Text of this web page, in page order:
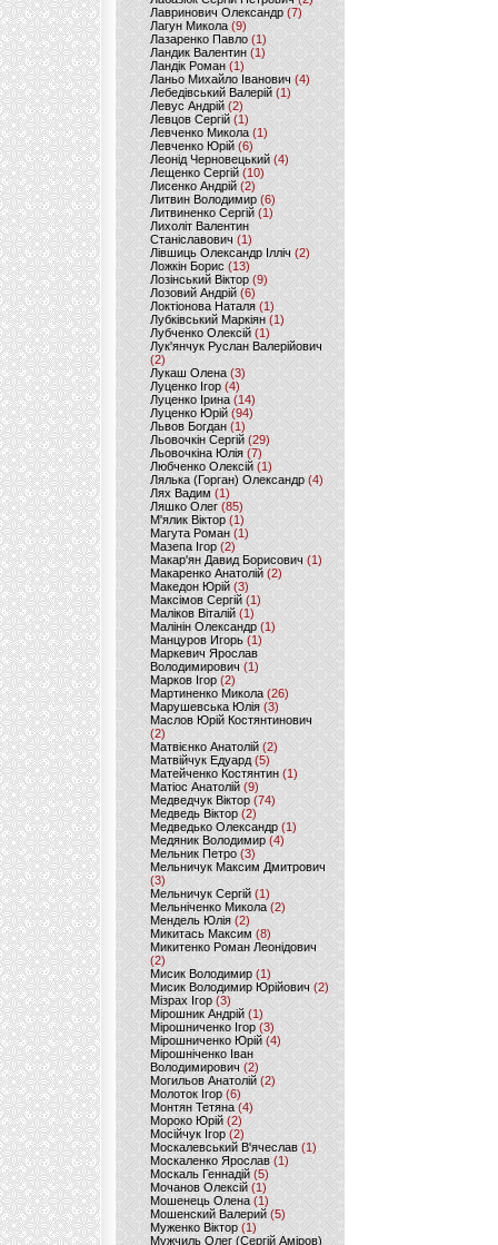
Лавринович Олександр(7)
Лагун Микола(9)
Лазаренко Павло (1)
Ландик Валентин (1)
Ландік Роман (1)
Ланьо Михайло Іванович(4)
Лебедівський Валерій(1)
Левус Андрій(2)
Левцов Сергій (1)
Левченко Микола (1)
Левченко Юрій (6)
Леонід Черновецький (4)
Лещенко Сергій (10)
Лисенко Андрій (2)
Литвин Володимир (6)
Литвиненко Сергій (1)
Лихоліт Валентин
Станіславович (1)
Лівшиць Олександр Ілліч (2)
Ложкін Борис(13)
Лозінський Віктор(9)
Лозовий Андрій (6)
Локтіонова Наталя (1)
Лубківський Маркіян(1)
Лубченко Олексій (1)
Лук'янчук Руслан Валерійович
(2)
Лукаш Олена (3)
Луценко Ігор (4)
Луценко Ірина (14)
Луценко Юрій (94)
Львов Богдан (1)
Льовочкін Сергій (29)
Льовочкіна Юлія(7)
Любченко Олексій(1)
Лялька (Горган) Олександр(4)
Лях Вадим (1)
Ляшко Олег (85)
М'ялик Віктор(1)
Магута Роман(1)
Мазепа Ігор (2)
Макар'ян Давид Борисович(1)
Макаренко Анатолій (2)
Македон Юрій(3)
Максімов Сергій (1)
Маліков Віталій (1)
Малінін Олександр (1)
Манцуров Игорь (1)
Маркевич Ярослав
Володимирович (1)
Марков Ігор (2)
Мартиненко Микола (26)
Марушевська Юлія (3)
Маслов Юрій Костянтинович
(2)
Матвієнко Анатолій (2)
Матвійчук Едуард(5)
Матейченко Костянтин (1)
Матіос Анатолій (9)
Медведчук Віктор(74)
Медведь Віктор (2)
Медведько Олександр (1)
Медяник Володимир(4)
Мельник Петро (3)
Мельничук Максим Дмитрович
(3)
Мельничук Сергій (1)
Мельніченко Микола (2)
Мендель Юлія (2)
Микитась Максим (8)
Микитенко Роман Леонідович
(2)
Мисик Володимир (1)
Мисик Володимир Юрійович(2)
Мізрах Ігор(3)
Мірошник Андрій(1)
Мірошниченко Ігор (3)
Мірошниченко Юрій(4)
Мірошніченко Іван
Володимирович (2)
Могильов Анатолій (2)
Молоток Ігор (6)
Монтян Тетяна (4)
Мороко Юрій(2)
Мосійчук Ігор (2)
Москалевський В'ячеслав (1)
Москаленко Ярослав (1)
Москаль Геннадій (5)
Мочанов Олексій(1)
Мошенець Олена(1)
Мошенский Валерий (5)
Муженко Віктор (1)
Мужчиль Олег (Сергій Аміров)